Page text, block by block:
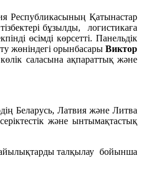
Республикасының Қатынастар
бұзылды, логистикаға
өсімді көрсетті. Панельдік
жөніндегі орынбасары Виктор
саласына ақпараттық және
Беларусь, Латвия және Литва
және ынтымақтастық
талқылау бойынша